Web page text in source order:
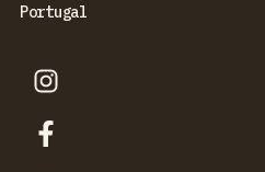
Portugal